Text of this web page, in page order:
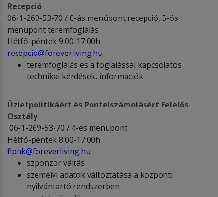
Recepció
06-1-269-53-70 / 0-ás menüpont recepció, 5-ös
menüpont teremfoglalás
Hétfő-péntek 9:00-17:00h
recepcio@foreverliving.hu
teremfoglalás es a foglalással kapcsolatos
technikai kérdések, információk
Üzletpolitikáért és Pontelszámolásért Felelős
Osztály
06-1-269-53-70 / 4-es menüpont
Hétfő-péntek 8:00-17:00h
flpnk@foreverliving.hu
szponzor váltás
személyi adatok változtatása a központi
nyilvántartó rendszerben